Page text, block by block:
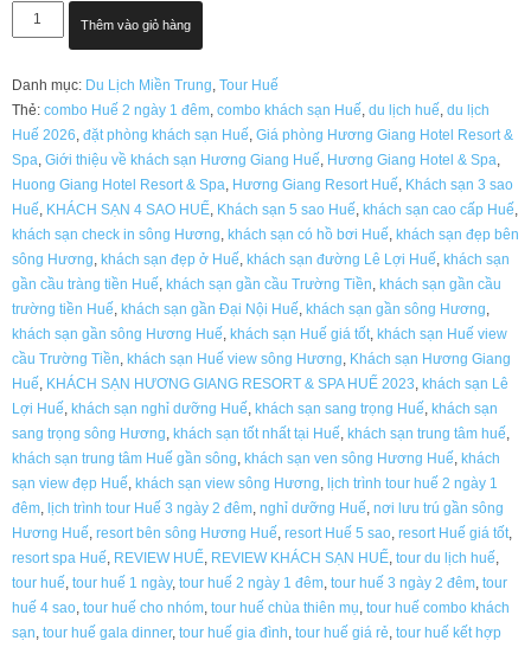
KHÁCH
SẠN
GIANG
RESORT
&
SPA
HUẾ
2026
số
lượng
Thêm vào giỏ hàng
Danh mục: Du Lịch Miền Trung, Tour Huế
Thẻ: combo Huế 2 ngày 1 đêm, combo khách sạn Huế, du lịch huế, du lịch
Huế 2026, đặt phòng khách sạn Huế, Giá phòng Hương Giang Hotel Resort &
Spa, Giới thiệu về khách sạn Hương Giang Huế, Hương Giang Hotel & Spa,
Huong Giang Hotel Resort & Spa, Hương Giang Resort Huế, Khách sạn 3 sao
Huế, KHÁCH SẠN 4 SAO HUẾ, Khách sạn 5 sao Huế, khách sạn cao cấp Huế,
khách sạn check in sông Hương, khách sạn có hồ bơi Huế, khách sạn đẹp bên
sông Hương, khách sạn đẹp ở Huế, khách sạn đường Lê Lợi Huế, khách sạn
gần cầu tràng tiền Huế, khách sạn gần cầu Trường Tiền, khách sạn gần cầu
trường tiền Huế, khách sạn gần Đại Nội Huế, khách sạn gần sông Hương,
khách sạn gần sông Hương Huế, khách sạn Huế giá tốt, khách sạn Huế view
cầu Trường Tiền, khách sạn Huế view sông Hương, Khách sạn Hương Giang
Huế, KHÁCH SẠN HƯƠNG GIANG RESORT & SPA HUẾ 2023, khách sạn Lê
Lợi Huế, khách sạn nghỉ dưỡng Huế, khách sạn sang trọng Huế, khách sạn
sang trọng sông Hương, khách sạn tốt nhất tại Huế, khách sạn trung tâm huế,
khách sạn trung tâm Huế gần sông, khách sạn ven sông Hương Huế, khách
sạn view đẹp Huế, khách sạn view sông Hương, lịch trình tour huế 2 ngày 1
đêm, lịch trình tour Huế 3 ngày 2 đêm, nghỉ dưỡng Huế, nơi lưu trú gần sông
Hương Huế, resort bên sông Hương Huế, resort Huế 5 sao, resort Huế giá tốt,
resort spa Huế, REVIEW HUẾ, REVIEW KHÁCH SẠN HUẾ, tour du lịch huế,
tour huế, tour huế 1 ngày, tour huế 2 ngày 1 đêm, tour huế 3 ngày 2 đêm, tour
huế 4 sao, tour huế cho nhóm, tour huế chùa thiên mụ, tour huế combo khách
sạn, tour huế gala dinner, tour huế gia đình, tour huế giá rẻ, tour huế kết hợp